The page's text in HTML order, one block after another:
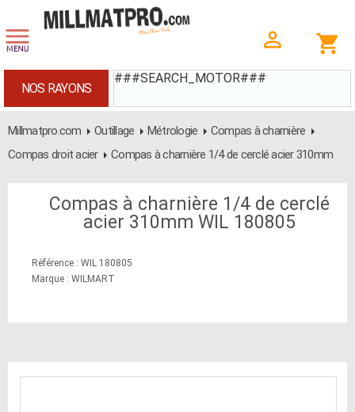
###SEARCH_MOTOR###
NOS RAYONS
Millmatpro.com Outillage Métrologie
Compas à charnière
Compas droit acier
Compas à charnière 1/4 de cerclé acier 310mm
Compas à charnière 1/4 de cerclé
acier 310mm WIL 180805
Référence : WIL 180805
Marque : WILMART